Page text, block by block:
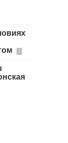
7